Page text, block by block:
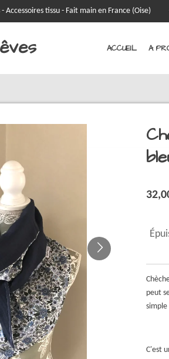
- Accessoires tissu - Fait main en France (Oise)
ACCUEIL A
peut
simple
C'est